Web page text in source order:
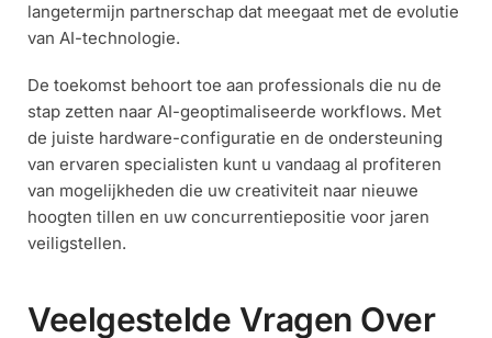
langetermijn partnerschap dat meegaat met de evolutie
van AI-technologie.
De toekomst behoort toe aan professionals die nu de
stap zetten naar AI-geoptimaliseerde workflows. Met
de juiste hardware-configuratie en de ondersteuning
van ervaren specialisten kunt u vandaag al profiteren
van mogelijkheden die uw creativiteit naar nieuwe
hoogten tillen en uw concurrentiepositie voor jaren
veiligstellen.
Veelgestelde Vragen Over